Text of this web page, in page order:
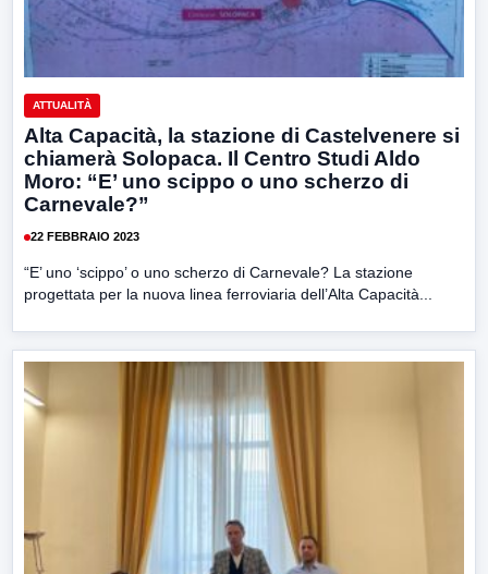
ATTUALITÀ
Alta Capacità, la stazione di Castelvenere si
chiamerà Solopaca. Il Centro Studi Aldo
Moro: “E’ uno scippo o uno scherzo di
Carnevale?”
22 FEBBRAIO 2023
“E’ uno ‘scippo’ o uno scherzo di Carnevale? La stazione
progettata per la nuova linea ferroviaria dell’Alta Capacità...